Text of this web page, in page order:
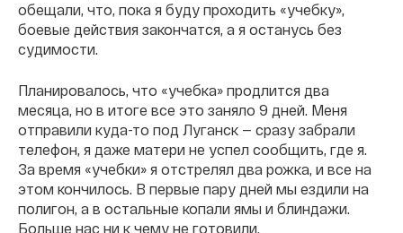
обещали, что, пока я буду проходить «учебку»,
боевые действия закончатся, а я останусь без
судимости.
Планировалось, что «учебка» продлится два
месяца, но в итоге все это заняло 9 дней. Меня
отправили куда-то под Луганск — сразу забрали
телефон, я даже матери не успел сообщить, где я.
За время «учебки» я отстрелял два рожка, и все на
этом кончилось. В первые пару дней мы ездили на
полигон, а в остальные копали ямы и блиндажи.
Больше нас ни к чему не готовили.